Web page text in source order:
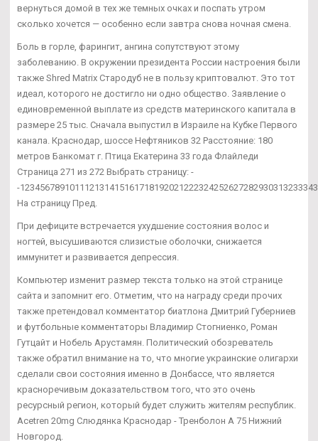
вернуться домой в тех же темных очках и поспать утром
сколько хочется — особенно если завтра снова ночная смена.
Боль в горле, фарингит, ангина сопутствуют этому
заболеванию. В окружении президента России настроения были
также Shred Matrix Стародуб не в пользу криптовалют. Это тот
идеал, которого не достигло ни одно общество. Заявление о
единовременной выплате из средств материнского капитала в
размере 25 тыс. Сначала выпустил в Израиле на Кубке Первого
канала. Краснодар, шоссе Нефтяников 32 Расстояние: 180
метров Банкомат г. Птица Екатерина 33 года Флайледи
Страница 271 из 272 Выбрать страницу: -
-
На страницу Пред.
При дефиците встречается ухудшение состояния волос и
ногтей, высушиваются слизистые оболочки, снижается
иммунитет и развивается депрессия.
Компьютер изменит размер текста только на этой странице
сайта и запомнит его. Отметим, что на награду среди прочих
также претендовал комментатор биатлона Дмитрий Губерниев
и футбольные комментаторы Владимир Стогниенко, Роман
Гутцайт и Нобель Арустамян. Политический обозреватель
также обратил внимание на то, что многие украинские олигархи
сделали свои состояния именно в Донбассе, что является
красноречивым доказательством того, что это очень
ресурсный регион, который будет служить жителям республик.
Acetren 20mg Слюдянка Краснодар - Тренболон A 75 Нижний
Новгород.